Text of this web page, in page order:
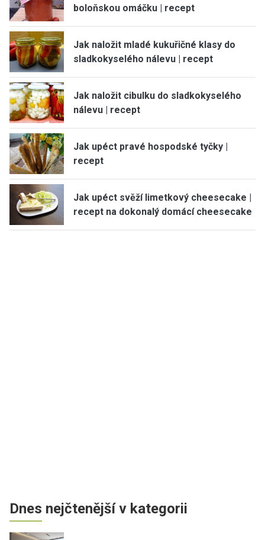
boloňskou omáčku | recept
Jak naložit mladé kukuřičné klasy do
sladkokyselého nálevu | recept
Jak naložit cibulku do sladkokyselého
nálevu | recept
Jak upéct pravé hospodské tyčky |
recept
Jak upéct svěží limetkový cheesecake |
recept na dokonalý domácí cheesecake
Dnes nejčtenější v kategorii